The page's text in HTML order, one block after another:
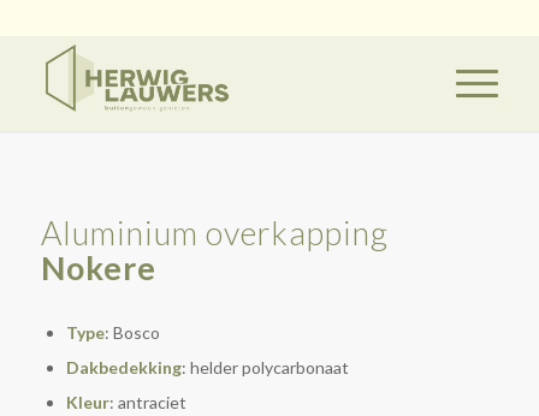
Aluminium overkapping
Nokere
Type: Bosco
Dakbedekking: helder polycarbonaat
Kleur: antraciet